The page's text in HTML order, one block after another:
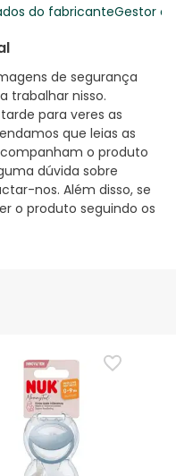
do fabricanteGestor
de segurança
trabalhar nisso.
para veres as
que leias as
o produto
dúvida sobre
nos. Além disso, se
o produto seguindo os